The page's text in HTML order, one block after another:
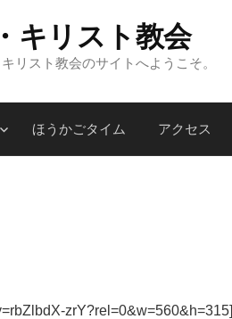
キリスト教会
リスト教会のサイトへようこそ。
ほうかごタイム アクセス
zrY?rel=0&w=560&h=315]